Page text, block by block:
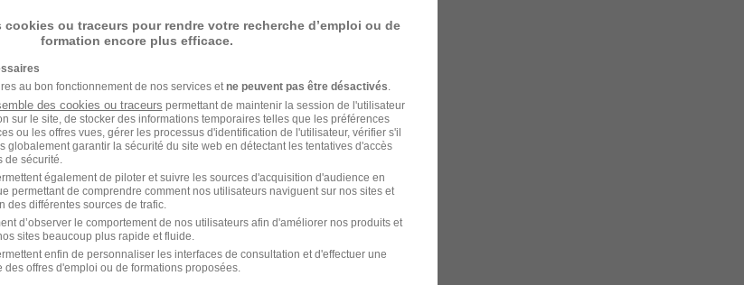
ou traceurs pour rendre votre recherche d’emploi ou de
formation encore plus efficace.
au bon fonctionnement de nos services et ne peuvent pas être désactivés
des cookies ou traceurs permettant de maintenir la session de l'utilisateur
sur le site, de stocker des informations temporaires telles que les préférences
ou les offres vues, gérer les processus d'identification de l'utilisateur, vérifier s'il
globalement garantir la sécurité du site web en détectant les tentatives d'accès
sécurité.
également de piloter et suivre les sources d'acquisition d'audience en
permettant de comprendre comment nos utilisateurs naviguent sur nos sites et
des différentes sources de trafic.
d’observer le comportement de nos utilisateurs afin d'améliorer nos produits et
sites beaucoup plus rapide et fluide.
enfin de personnaliser les interfaces de consultation et d'effectuer une
offres d'emploi ou de formations proposées.